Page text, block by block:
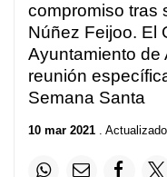
compromiso tras
Núñez Feijoo. El
Ayuntamiento de
reunión
Semana Santa
10 mar 2021 .